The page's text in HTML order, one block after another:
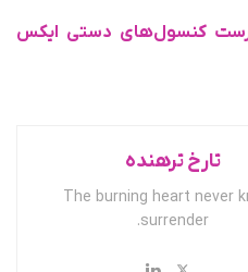
کنسول‌های دستی ایکس
تارخ ترهنده
The burning heart never
surrender.